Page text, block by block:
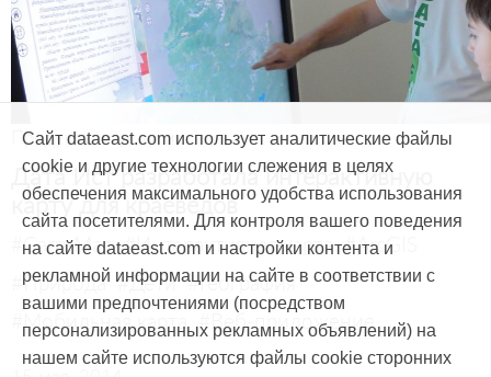
Продукты и услуги
Дата Ист разработала интерактивную
карту для краеведов
#CarryMap #Интерактивная карта #ArcGIS
#Природа #Дети #География
#Мобильная карта #Веб-приложение
Сайт dataeast.com использует аналитические файлы
cookie и другие технологии слежения в целях
обеспечения максимального удобства использования
сайта посетителями. Для контроля вашего поведения
на сайте dataeast.com и настройки контента и
рекламной информации на сайте в соответствии с
вашими предпочтениями (посредством
персонализированных рекламных объявлений) на
нашем сайте используются файлы cookie сторонних